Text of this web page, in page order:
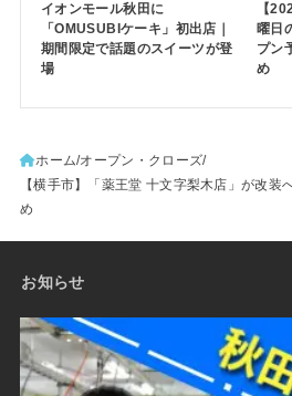
イオンモール秋田に
「OMUSUBIケーキ」初出店｜
期間限定で話題のスイーツが登
場
【
曜日
プン
め
ホーム オープン・クローズ
【横手市】「薬王堂 十文字梨木店」が改装
め
お知らせ